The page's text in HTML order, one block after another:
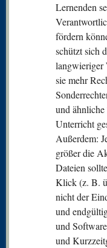
Lernenden
fördern
schützt sich
langwieriger
sie mehr
und
Unterricht
Außerdem:
größer die
Dateien
Klick (z. B.
nicht der
und
und
und